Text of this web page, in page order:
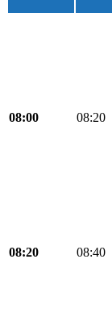
08:00 08:20
08:20 08:40